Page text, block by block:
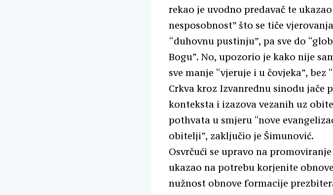
rekao je uvodno predavač te
nesposobnost” što se tiče
“duhovnu pustinju”, pa sve do
Bogu”. No, upozorio je kako nije
sve manje “vjeruje i u čovjeka”,
Crkva kroz Izvanrednu sinodu jače
konteksta i izazova vezanih uz
pothvata u smjeru “nove
obitelji”, zaključio je Šimunović.
Osvrčući se upravo na
ukazao na potrebu korjenite
nužnost obnove formacije